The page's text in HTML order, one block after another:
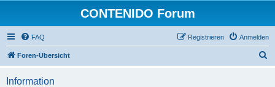
CONTENIDO Forum
FAQ Anmelden
Registrieren
Foren-Übersicht
Information